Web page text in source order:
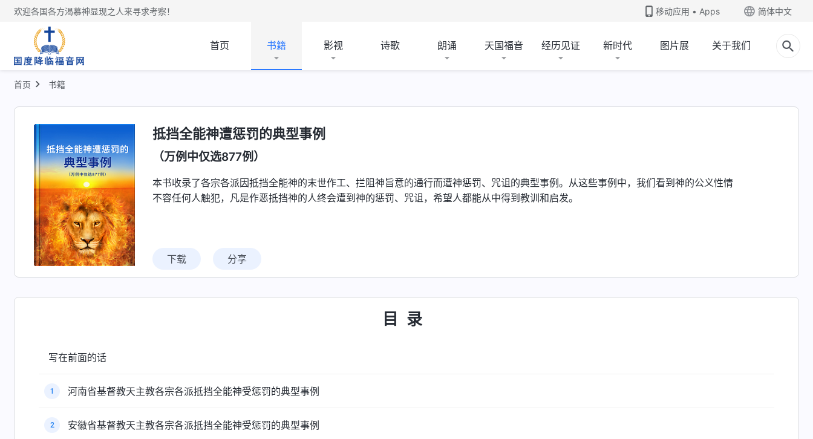
欢迎各国各方渴慕神显现之人来寻求考察！ 移动应用 • Apps 简体中文
首页 书籍 影视 诗歌 朗诵 天国福音 经历见证 新时代 图片展 关于我们
首页 书籍
抵挡全能神遭惩罚的典型事例
（万例中仅选877例）
本书收录了各宗各派因抵挡全能神的末世作工、拦阻神旨意的通行而遭神惩罚、咒诅的典型事例。从这些事例中，我们看到神的公义性情
不容任何人触犯，凡是作恶抵挡神的人终会遭到神的惩罚、咒诅，希望人都能从中得到教训和启发。
下载 分享
目录
写在前面的话
1 河南省基督教天主教各宗各派抵挡全能神受惩罚的典型事例
2 安徽省基督教天主教各宗各派抵挡全能神受惩罚的典型事例